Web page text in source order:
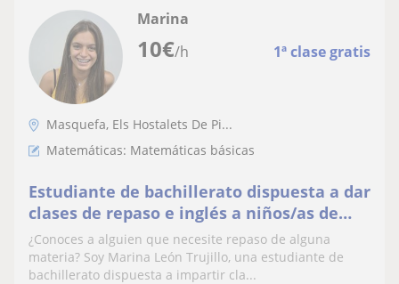
10€/h 1ª clase gratis
Marina
Masquefa, Els Hostalets De Pi...
Matemáticas: Matemáticas básicas
Estudiante de bachillerato dispuesta a dar
clases de repaso e inglés a niños/as de
educación primaria. En Masquefa y
alrededores
¿Conoces a alguien que necesite repaso de alguna
materia? Soy Marina León Trujillo, una estudiante de
bachillerato dispuesta a impartir cla...